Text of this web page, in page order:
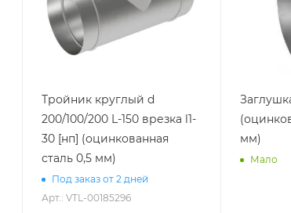
Тройник круглый d
200/100/200 L-150 врезка l1-
30 [нп] (оцинкованная
сталь 0,5 мм)
Под заказ от 2 дней
Арт.: VTL-00185296
мм)
Мало